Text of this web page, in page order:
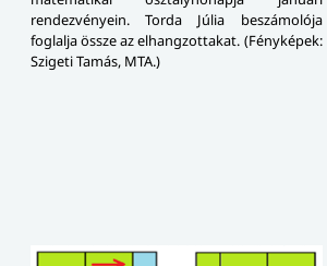
rendezvényein. Torda Júlia beszámolója
foglalja össze az elhangzottakat. (Fényképek:
Szigeti Tamás, MTA.)